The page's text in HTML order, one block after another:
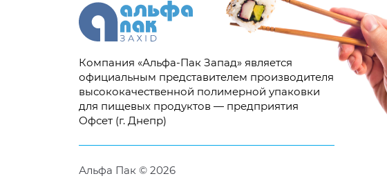
Компания «Альфа-Пак Запад» является
официальным представителем производителя
высококачественной полимерной упаковки
для пищевых продуктов — предприятия
Офсет (г. Днепр)
Альфа Пак © 2026